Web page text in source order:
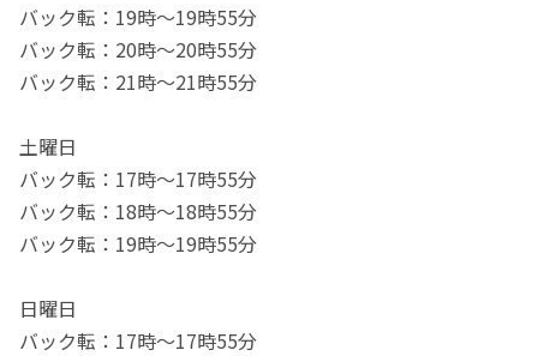
バック転：19時～19時55分
バック転：20時～20時55分
バック転：21時～21時55分
土曜日
バック転：17時～17時55分
バック転：18時～18時55分
バック転：19時～19時55分
日曜日
バック転：17時～17時55分